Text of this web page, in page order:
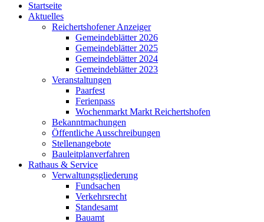
Startseite
Aktuelles
Reichertshofener Anzeiger
Gemeindeblätter 2026
Gemeindeblätter 2025
Gemeindeblätter 2024
Gemeindeblätter 2023
Veranstaltungen
Paarfest
Ferienpass
Wochenmarkt Markt Reichertshofen
Bekanntmachungen
Öffentliche Ausschreibungen
Stellenangebote
Bauleitplanverfahren
Rathaus & Service
Verwaltungsgliederung
Fundsachen
Verkehrsrecht
Standesamt
Bauamt